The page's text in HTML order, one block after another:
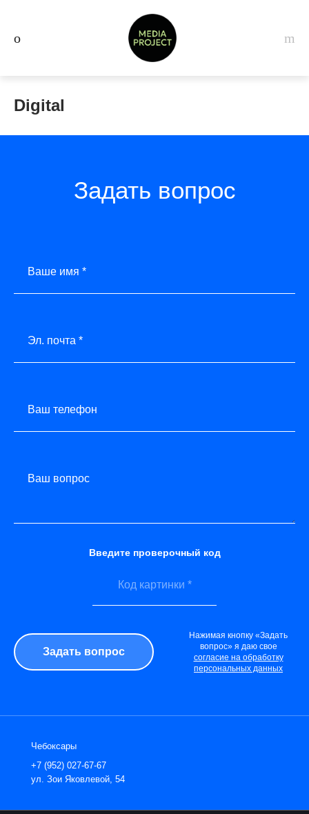
Digital
Задать вопрос
Ваше имя *
Эл. почта *
Ваш телефон
Ваш вопрос
Введите проверочный код
Нажимая кнопку «Задать
вопрос» я даю свое
согласие на обработку
персональных данных
Чебоксары
+7 (952) 027-67-67
ул. Зои Яковлевой, 54